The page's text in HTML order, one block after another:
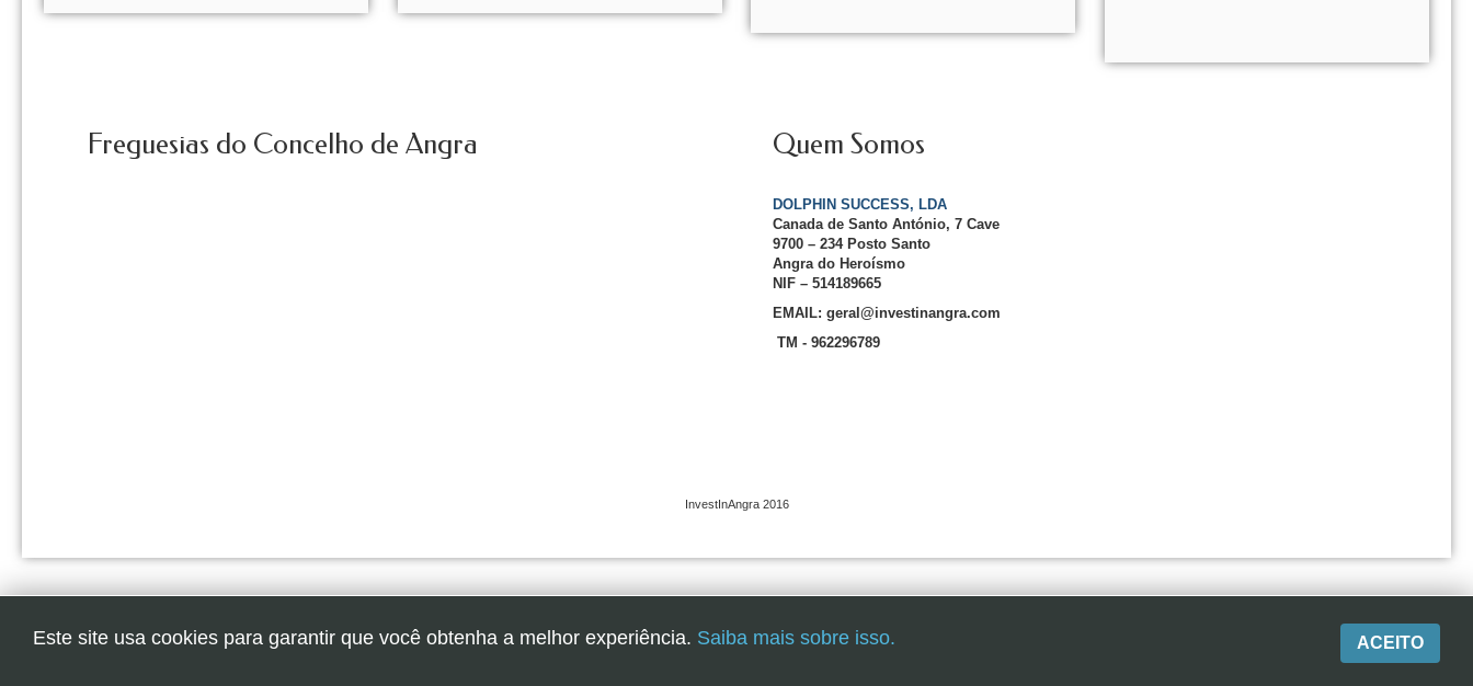
Freguesias do Concelho de Angra Quem Somos
DOLPHIN SUCCESS, LDA
Canada de Santo António, 7 Cave
9700 – 234 Posto Santo
Angra do Heroísmo
NIF – 514189665
EMAIL: geral@investinangra.com
TM - 962296789
InvestInAngra 2016
Este site usa cookies para garantir que você obtenha a melhor experiência. Saiba mais sobre isso. ACEITO